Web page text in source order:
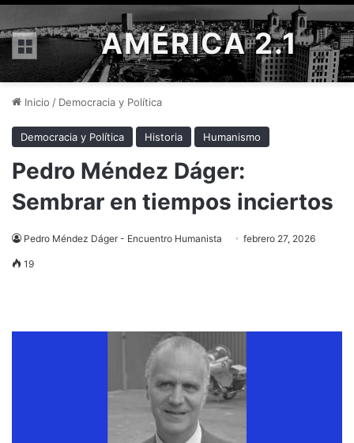
Menú AMÉRICA 2.1
Inicio / Democracia y Política
Democracia y Política Historia Humanismo
Pedro Méndez Dáger:
Sembrar en tiempos inciertos
Pedro Méndez Dáger - Encuentro Humanista febrero 27, 2026
19